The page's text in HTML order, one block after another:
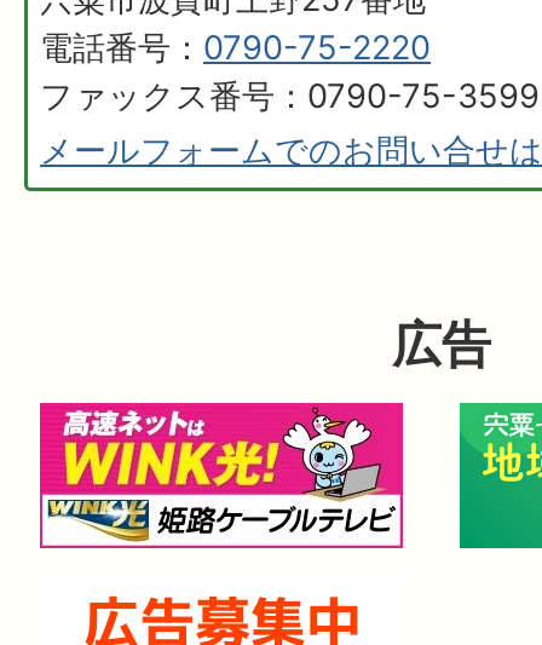
電話番号： 0790-75-2220
ファックス番号：0790-75-3599
メールフォームでのお問い合せ
広告